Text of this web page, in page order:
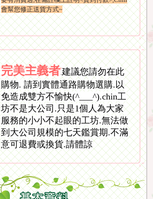
會幫您修正送貨方式~
完美主義者.建議您請勿在此
購物. 請到實體通路購物選購.以
免造成雙方不愉快(^___^).chin工
坊不是大公司.只是1個人為大家
服務的小小不起眼的工坊.無法做
到大公司規模的七天鑑賞期.不滿
意可退費或換貨.請體諒